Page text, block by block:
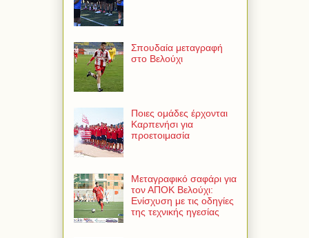
Σπουδαία μεταγραφή
στο Βελούχι
Ποιες ομάδες έρχονται
Καρπενήσι για
προετοιμασία
Μεταγραφικό σαφάρι για
τον ΑΠΟΚ Βελούχι:
Ενίσχυση με τις οδηγίες
της τεχνικής ηγεσίας